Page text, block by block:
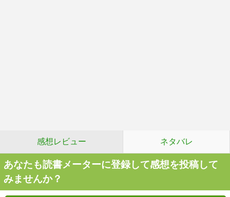
感想レビュー ネタバレ
あなたも読書メーターに登録して感想を投稿して
みませんか？